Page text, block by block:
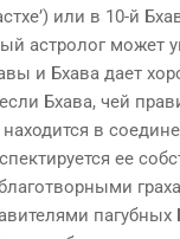
или в 10-й
астролог может
и Бхава дает
Бхава, чей
в
ее
пагубных